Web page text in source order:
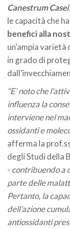
Canestrum Casei
le capacità che
benefici alla
un'ampia varietà
in grado di
“E’ noto che
influenza la
interviene nel
ossidanti e
afferma la
degli Studi della
- contribuendo a
parte delle
Pertanto, la
dell’azione
antiossidanti